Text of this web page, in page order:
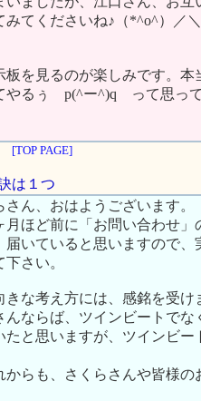
みてくださいね♪（*^o^）／＼
板を見るのが楽しみです。
やるぅ p(^ー^)q って思っ
[TOP PAGE]
は１つ
ん、おはようございます。
月ほど前に「お問い合わせ
届いていると思いますので
さい。
きな考え方には、感銘を受け
んならば、ツインビートで
たと思いますが、ツインビ
らも、さくらさんや皆様の